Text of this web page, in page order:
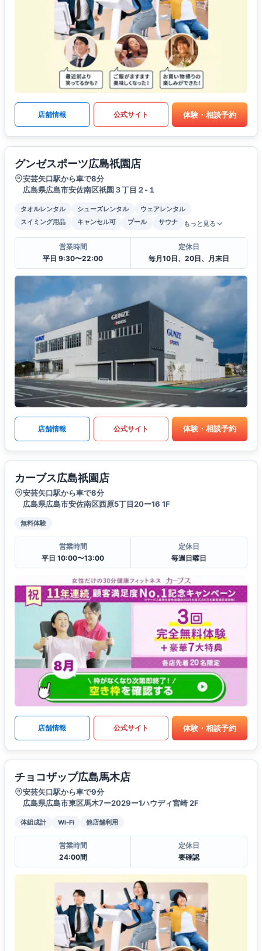
店舗情報 公式サイト 体験・相談予約
グンゼスポーツ広島祇園店
安芸矢口駅から車で8分
広島県広島市安佐南区祇園３丁目２-１
タオルレンタル シューズレンタル
ウェアレンタル
スイミング用品
キャンセル可 プール サウナ もっと見る
営業時間
平日 9:30〜22:00
定休日
毎月10日、20日、月末日
店舗情報 公式サイト 体験・相談予約
カーブス広島祇園店
安芸矢口駅から車で8分
広島県広島市安佐南区西原5丁目20ー16 1F
無料体験
営業時間
平日 10:00〜13:00
定休日
毎週日曜日
店舗情報 公式サイト 体験・相談予約
チョコザップ広島馬木店
安芸矢口駅から車で9分
広島県広島市東区馬木7ー2029ー1ハウディ宮崎 2F
体組成計 Wi-Fi 他店舗利用
営業時間
24:00間
定休日
要確認